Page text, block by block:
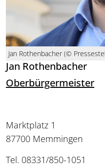
Jan Rothenbacher (©
Jan Rothenbacher
Oberbürgermeister
Marktplatz 1
87700 Memmingen
Tel. 08331/850-1051